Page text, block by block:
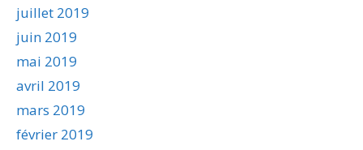
juillet 2019
juin 2019
mai 2019
avril 2019
mars 2019
février 2019